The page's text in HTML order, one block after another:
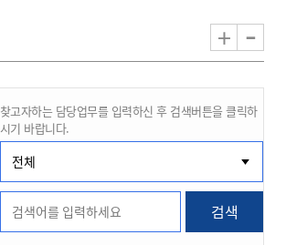
권
도
시
군
기
+ -
찾고자하는 담당업무를 입력하신 후 검색버튼을 클릭하
시기 바랍니다.
검색